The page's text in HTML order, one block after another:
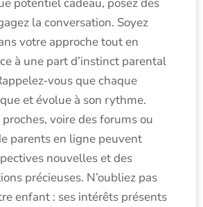
la conversation. Soyez
votre approche tout en
à une part d’instinct parental
vous que chaque
et évolue à son rythme.
voire des forums ou
parents en ligne peuvent
nouvelles et des
précieuses. N’oubliez pas
enfant : ses intérêts présents